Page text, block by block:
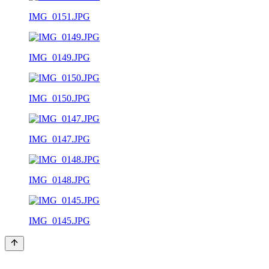
IMG_0151.JPG
IMG_0149.JPG
IMG_0150.JPG
IMG_0147.JPG
IMG_0148.JPG
IMG_0145.JPG